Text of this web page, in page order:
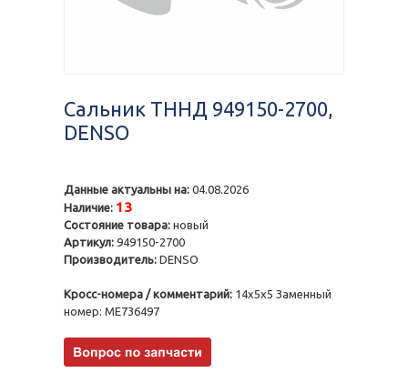
Сальник ТННД 949150-2700,
DENSO
Данные актуальны на: 04.08.2026
Наличие: 13
Состояние товара: новый
Артикул: 949150-2700
Производитель: DENSO
Кросс-номера / комментарий: 14x5x5 Заменный
номер: ME736497